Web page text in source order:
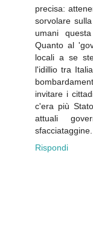
precisa:
sorvolare
umani
Quanto al
locali a se
l'idillio tra
invitare i
c'era più
attuali
sfacciataggine.
Rispondi